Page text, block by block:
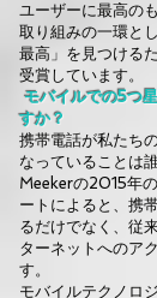
ユーザーに最高の
取り組みの一環と
最高」を見つける
受賞しています。
モバイルでの5つ
すか？
携帯電話が私たち
なっていることは
Meekerの2015年
ートによると、携
るだけでなく、従
ターネットへのア
す。
モバイルテクノロ